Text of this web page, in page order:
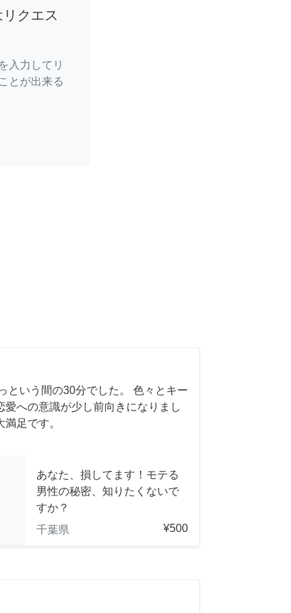
クエス
入力してリ
とが出来る
という間の30分でした。 色々とキー
愛への意識が少し前向きになりまし
足です。
あなた、損してます！モテる
男性の秘密、知りたくないで
すか？
千葉県
¥500